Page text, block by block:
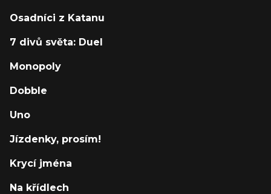
Osadníci z Katanu
7 divů světa: Duel
Monopoly
Dobble
Uno
Jízdenky, prosím!
Krycí jména
Na křídlech